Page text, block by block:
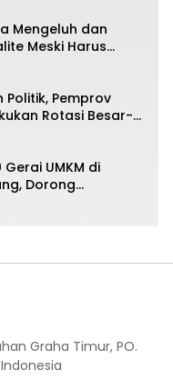
Mengeluh dan
Meski Harus
Pemprov
Rotasi Besar-
Gerai UMKM di
Dorong
Graha Timur, PO.
Indonesia